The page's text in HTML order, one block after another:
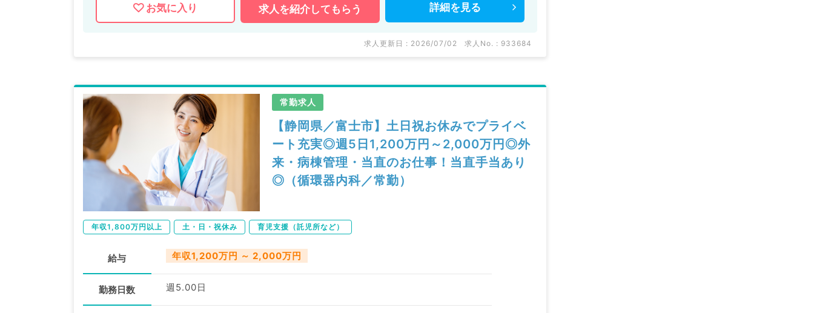
お気に入り 求人を紹介してもらう 詳細を 見る
求人更新日 : 2026/07/02 求人No. : 933684
常勤求人
【静岡県／富士市】土日祝お休みでプライベ
ート充実◎週5日1,200万円～2,000万円◎外
来・病棟管理・当直のお仕事！当直手当あり
◎（循環器内科／常勤）
年収1,800万円以上 土・日・祝休み 育児支援（託児所など）
給与 年収1,200万円 ～ 2,000万円
勤務日数 週5.00日